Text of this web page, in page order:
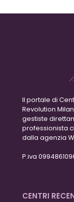
Il portale di
Revolution
gestiste
professionista
dalla agenzia
P.iva
CENTRI